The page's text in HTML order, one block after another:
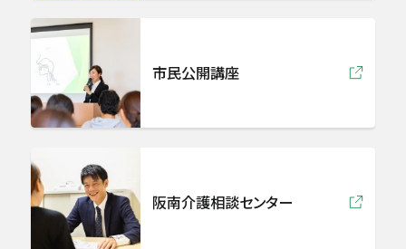
リハビリテーション科
放射線診断センター
病理診断科
急病救急科
市民公開講座
阪南介護相談センター